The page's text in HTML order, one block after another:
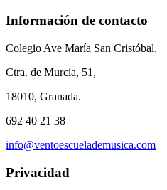
Información de contacto
Colegio Ave María San Cristóbal,
Ctra. de Murcia, 51,
18010, Granada.
692 40 21 38
info@ventoescuelademusica.com
Privacidad